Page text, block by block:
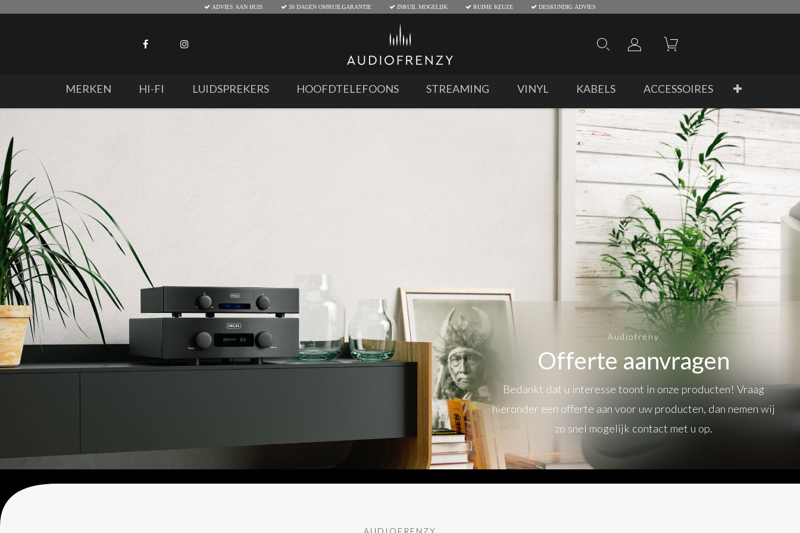
ADVIES AAN HUIS 30 DAGEN OMRUILGARANTIE INRUIL MOGELIJK RUIME KEUZE DESKUNDIG ADVIES
MERKEN HI-FI LUIDSPREKERS HOOFDTELEFOONS STREAMING VINYL KABELS ACCESSOIRES
Audiofreny
Offerte aanvragen
Bedankt dat u interesse toont in onze producten! Vraag
hieronder een offerte aan voor uw producten, dan nemen wij
zo snel mogelijk contact met u op.